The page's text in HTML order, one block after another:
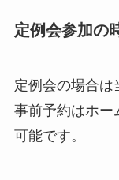
定例会参加の
定例会の場合は
事前予約はホー
可能です。